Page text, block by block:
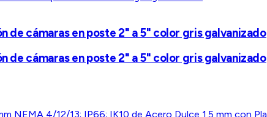
de cámaras en poste 2" a 5" color gris galvanizado
de cámaras en poste 2" a 5" color gris galvanizado